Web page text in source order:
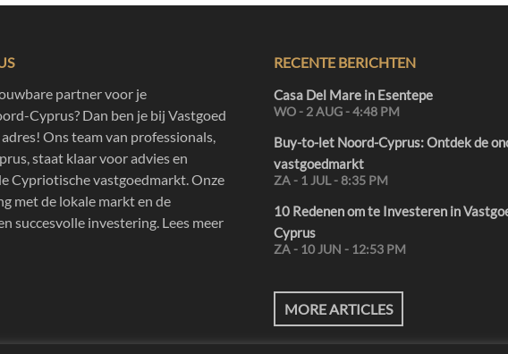
partner voor je
Cyprus? Dan ben je bij Vastgoed
Ons team van professionals,
staat klaar voor advies en
Cypriotische vastgoedmarkt. Onze
met de lokale markt en de
succesvolle investering. Lees meer
RECENTE BERICHTEN
Casa Del Mare in Esentepe
WO - 2 AUG - 4:48 PM
Buy-to-let Noord-Cyprus: Ontdek de
vastgoedmarkt
ZA - 1 JUL - 8:35 PM
10 Redenen om te Investeren in
Cyprus
ZA - 10 JUN - 12:53 PM
MORE ARTICLES